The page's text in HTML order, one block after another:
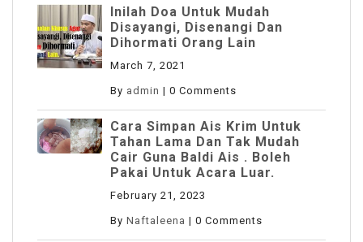
Inilah Doa Untuk Mudah
Disayangi, Disenangi Dan
Dihormati Orang Lain
March 7, 2021
By admin | 0 Comments
Cara Simpan Ais Krim Untuk
Tahan Lama Dan Tak Mudah
Cair Guna Baldi Ais . Boleh
Pakai Untuk Acara Luar.
February 21, 2023
By Naftaleena | 0 Comments